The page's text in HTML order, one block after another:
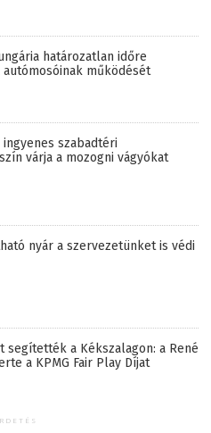
határozatlan időre
működését
ingyenes szabadtéri
várja a mozogni vágyókat
nyár a szervezetünket is védi
segítették a Kékszalagon: a René
a KPMG Fair Play Díjat